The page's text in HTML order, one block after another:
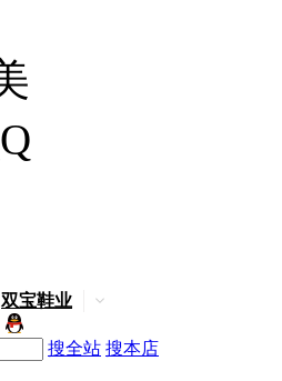
双宝鞋业
搜全站 搜本店